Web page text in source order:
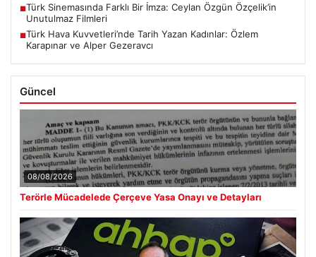
■Türk Sinemasında Farklı Bir İmza: Ceylan Özgün Özçelik’in
Unutulmaz Filmleri
■Türk Hava Kuvvetleri’nde Tarih Yazan Kadınlar: Özlem
Karapınar ve Alper Gezeravcı
Güncel
08/08/2026
Terörle Mücadelede Çerçeve Yasa Onayı ve Detayları